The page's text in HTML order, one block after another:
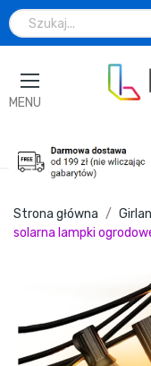
MENU
Strona główna
solarna lampki